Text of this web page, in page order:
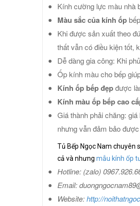
Kính cường lực màu nhà
Màu sắc của kính ốp
Khi được sản xuất theo
thất vẫn có điều kiện tốt,
Dễ dàng gia công: Khi
Ốp kính màu cho bếp
Kính ốp bếp đẹpđược
Kính màu ốp bếp cao
Giá thành phải chăng:
nhưng vẫn đảm bảo
Tủ Bếp Ngọc Nam chuyên
cả và nhưng mẫu kính ốp
Hotline: (zalo)
Email:
Website:http://